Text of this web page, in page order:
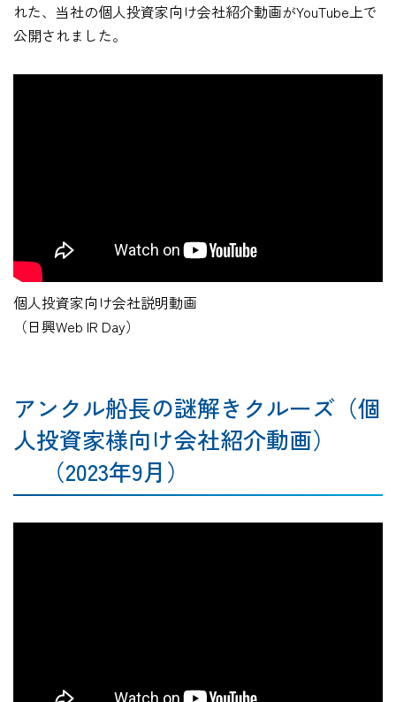
れた、当社の個人投資家向け会社紹介動画がYouTube上で
公開されました。
個人投資家向け会社説明動画
（日興Web IR Day）
アンクル船長の謎解きクルーズ（個
人投資家様向け会社紹介動画）
（2023年9月）